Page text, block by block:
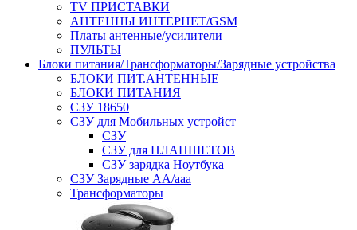
TV ПРИСТАВКИ
АНТЕННЫ ИНТЕРНЕТ/GSM
Платы антенные/усилители
ПУЛЬТЫ
Блоки питания/Трансформаторы/Зарядные устройства
БЛОКИ ПИТ.АНТЕННЫЕ
БЛОКИ ПИТАНИЯ
СЗУ 18650
СЗУ для Мобильных устройст
СЗУ
СЗУ для ПЛАНШЕТОВ
СЗУ зарядка Ноутбука
СЗУ Зарядные АА/ааа
Трансформаторы